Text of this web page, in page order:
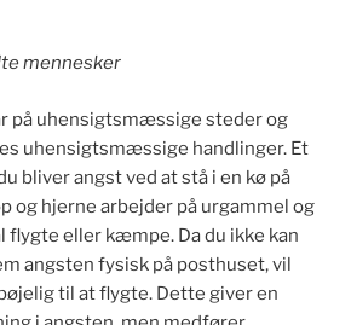
mennesker
på uhensigtsmæssige steder og
uhensigtsmæssige handlinger. Et
bliver angst ved at stå i en kø på
og hjerne arbejder på urgammel og
flygte eller kæmpe. Da du ikke kan
angsten fysisk på posthuset, vil
til at flygte. Dette giver en